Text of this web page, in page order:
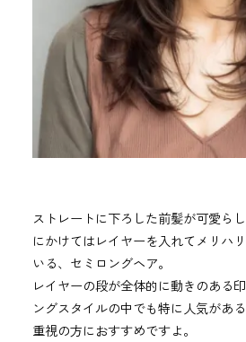
ストレートに下ろした前髪が可愛ら
にかけてはレイヤーを入れてメリハ
いる、セミロングヘア。
レイヤーの段が全体的に動きのある
ングスタイルの中でも特に人気があ
重視の方におすすめですよ。